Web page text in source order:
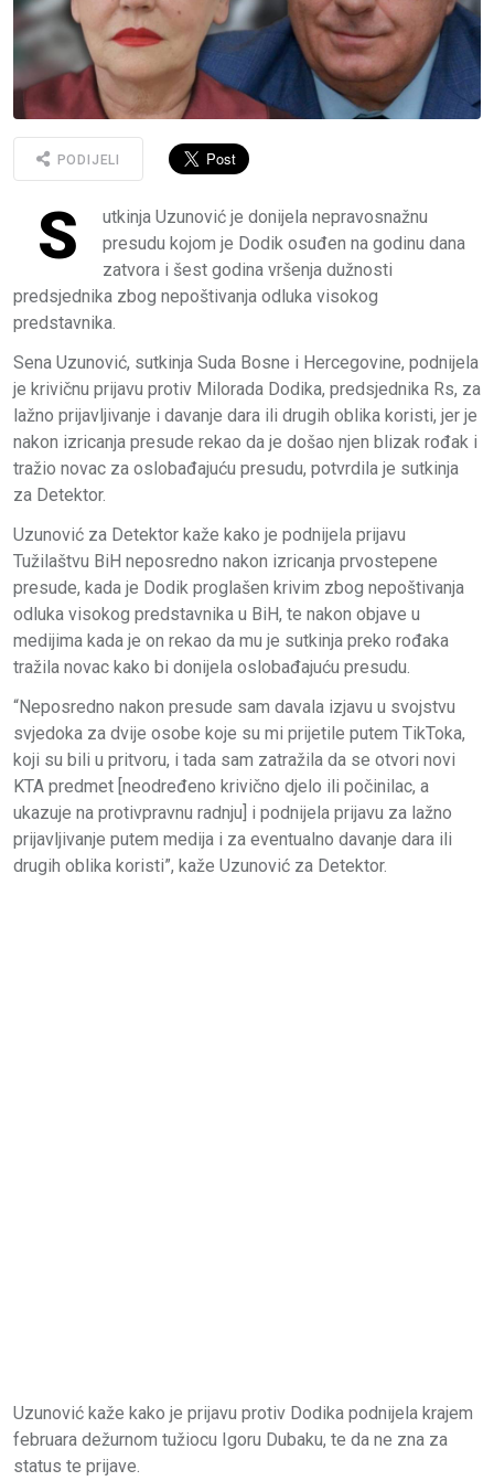
PODIJELI
S
utkinja Uzunović je donijela nepravosnažnu
presudu kojom je Dodik osuđen na godinu dana
zatvora i šest godina vršenja dužnosti
predsjednika zbog nepoštivanja odluka visokog
predstavnika.
Sena Uzunović, sutkinja Suda Bosne i Hercegovine, podnijela
je krivičnu prijavu protiv Milorada Dodika, predsjednika Rs, za
lažno prijavljivanje i davanje dara ili drugih oblika koristi, jer je
nakon izricanja presude rekao da je došao njen blizak rođak i
tražio novac za oslobađajuću presudu, potvrdila je sutkinja
za Detektor.
Uzunović za Detektor kaže kako je podnijela prijavu
Tužilaštvu BiH neposredno nakon izricanja prvostepene
presude, kada je Dodik proglašen krivim zbog nepoštivanja
odluka visokog predstavnika u BiH, te nakon objave u
medijima kada je on rekao da mu je sutkinja preko rođaka
tražila novac kako bi donijela oslobađajuću presudu.
“Neposredno nakon presude sam davala izjavu u svojstvu
svjedoka za dvije osobe koje su mi prijetile putem TikToka,
koji su bili u pritvoru, i tada sam zatražila da se otvori novi
KTA predmet [neodređeno krivično djelo ili počinilac, a
ukazuje na protivpravnu radnju] i podnijela prijavu za lažno
prijavljivanje putem medija i za eventualno davanje dara ili
drugih oblika koristi”, kaže Uzunović za Detektor.
Uzunović kaže kako je prijavu protiv Dodika podnijela krajem
februara dežurnom tužiocu Igoru Dubaku, te da ne zna za
status te prijave.